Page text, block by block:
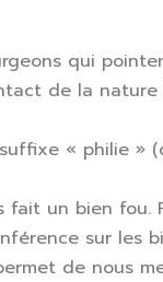
qui
de la nature
« philie »
fait un bien
sur les
de nous